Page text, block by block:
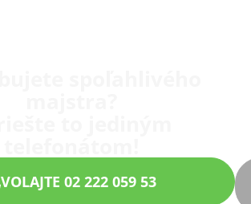
VOLAJTE 02 222 059 53